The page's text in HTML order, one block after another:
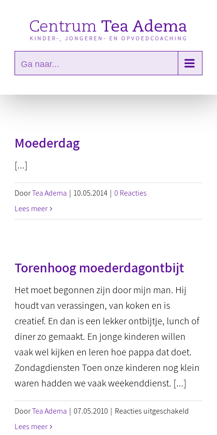
Ga naar...
Moederdag
[...]
DoorTea Adema | 10.05.2014 | 0 Reacties
Lees meer
Torenhoog moederdagontbijt
Het moet begonnen zijn door mijn man. Hij
houdt van verassingen, van koken en is
creatief. En dan is een lekker ontbijtje, lunch of
diner zo gemaakt. En jonge kinderen willen
vaak wel kijken en leren hoe pappa dat doet.
Zondagdiensten Toen onze kinderen nog klein
waren hadden we vaak weekenddienst. [...]
DoorTea Adema | 07.05.2010 | Reacties uitgeschakeld
Lees meer